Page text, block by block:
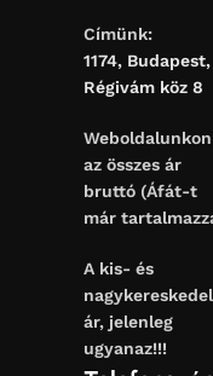
Címünk:
1174, Budapest,
Régivám köz 8
Weboldalunkon
az összes ár
bruttó (Áfát-t
már
A kis- és
ár, jelenleg
ugyanaz!!!